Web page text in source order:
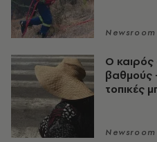
Newsroom
O
βαθμούς
τοπικές
Newsroom